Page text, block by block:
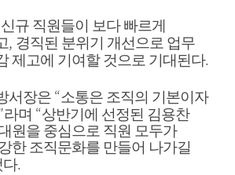
규 직원들이 보다 빠르게
, 경직된 분위기 개선으로 업무
제고에 기여할 것으로 기대된다.
서장은 “소통은 조직의 기본이자
라며 “상반기에 선정된 김용찬
원을 중심으로 직원 모두가
한 조직문화를 만들어 나가길
다.